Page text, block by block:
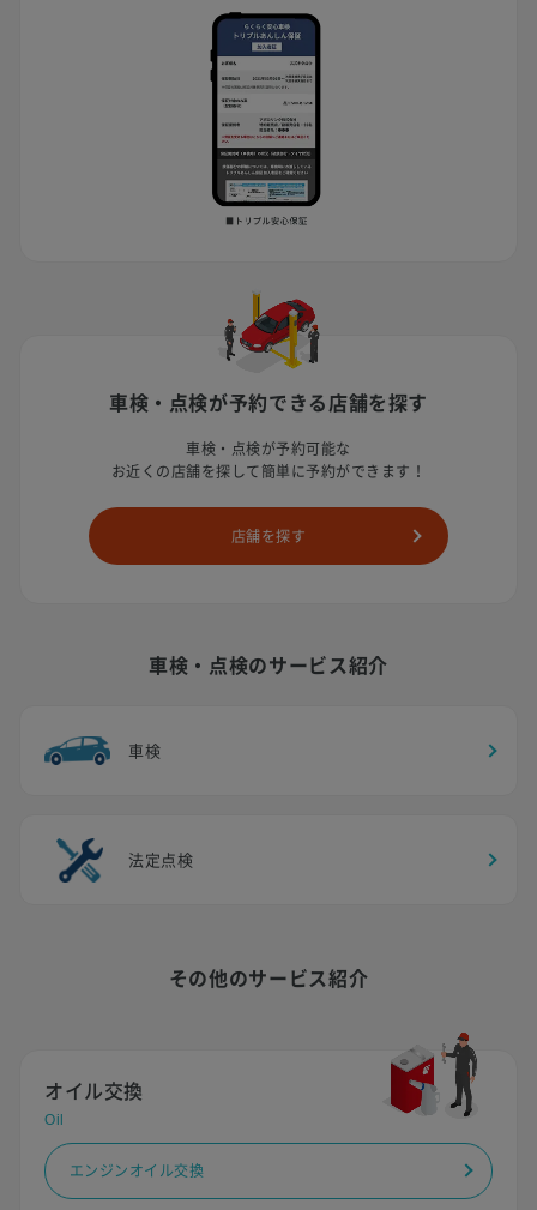
車検・点検が予約できる店舗を探す
車検・点検が予約可能な
お近くの店舗を探して簡単に予約ができます！
店舗を探す
車検・点検のサービス紹介
車検
法定点検
その他のサービス紹介
オイル交換
Oil
エンジンオイル交換